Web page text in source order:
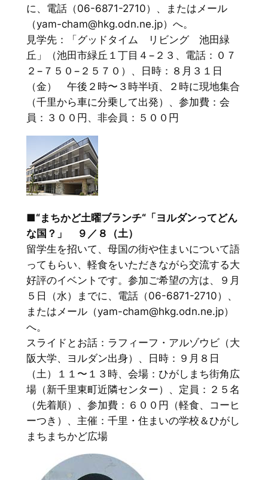
に、電話（06-6871-2710）、またはメール
（yam-cham@hkg.odn.ne.jp）へ。
見学先：「グッドタイム リビング 池田緑
丘」（池田市緑丘１丁目４−２３、電話：０７
２−７５０−２５７０）、日時：８月３１日
（金） 午後２時〜３時半頃、２時に現地集合
（千里から車に分乗して出発）、参加費：会
員：３００円、非会員：５００円
■“まちかど土曜ブランチ“「ヨルダンってどん
な国？」 ９／８（土）
留学生を招いて、母国の街や住まいについて語
ってもらい、軽食をいただきながら交流する大
好評のイベントです。参加ご希望の方は、９月
５日（水）までに、電話（06-6871-2710）、
またはメール（yam-cham@hkg.odn.ne.jp）
へ。
スライドとお話：ラフィーフ・アルゾウビ（大
阪大学、ヨルダン出身）、日時：９月８日
（土）１１〜１３時、会場：ひがしまち街角広
場（新千里東町近隣センター）、定員：２５名
（先着順）、参加費：６００円（軽食、コーヒ
ーつき）、主催：千里・住まいの学校＆ひがし
まちまちかど広場